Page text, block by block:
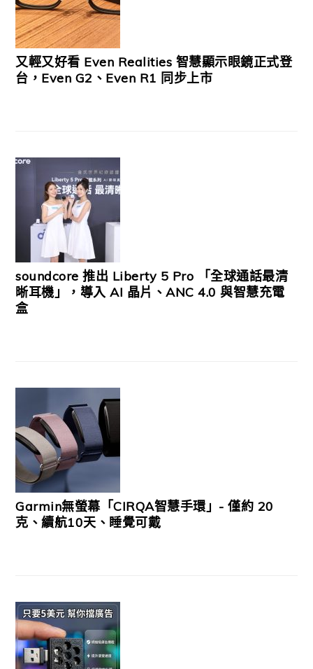
又輕又好看 Even Realities 智慧顯示眼鏡正式登
台，Even G2、Even R1 同步上市
soundcore 推出 Liberty 5 Pro 「全球通話最清
晰耳機」，導入 AI 晶片、ANC 4.0 與智慧充電
盒
Garmin無螢幕「CIRQA智慧手環」- 僅約 20
克、續航10天、睡覺可戴